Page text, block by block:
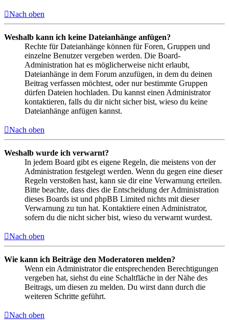
Nach oben
Weshalb kann ich keine Dateianhänge anfügen?
Rechte für Dateianhänge können für Foren, Gruppen und
einzelne Benutzer vergeben werden. Die Board-
Administration hat es möglicherweise nicht erlaubt,
Dateianhänge in dem Forum anzufügen, in dem du deinen
Beitrag verfassen möchtest, oder nur bestimmte Gruppen
dürfen Dateien hochladen. Du kannst einen Administrator
kontaktieren, falls du dir nicht sicher bist, wieso du keine
Dateianhänge anfügen kannst.
Nach oben
Weshalb wurde ich verwarnt?
In jedem Board gibt es eigene Regeln, die meistens von der
Administration festgelegt werden. Wenn du gegen eine dieser
Regeln verstoßen hast, kann sie dir eine Verwarnung erteilen.
Bitte beachte, dass dies die Entscheidung der Administration
dieses Boards ist und phpBB Limited nichts mit dieser
Verwarnung zu tun hat. Kontaktiere einen Administrator,
sofern du die nicht sicher bist, wieso du verwarnt wurdest.
Nach oben
Wie kann ich Beiträge den Moderatoren melden?
Wenn ein Administrator die entsprechenden Berechtigungen
vergeben hat, siehst du eine Schaltfläche in der Nähe des
Beitrags, um diesen zu melden. Du wirst dann durch die
weiteren Schritte geführt.
Nach oben